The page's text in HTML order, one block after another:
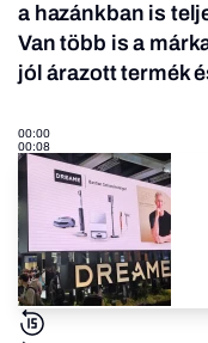
a hazánkban is
Van több is a
jól árazott termék
00:00
00:08